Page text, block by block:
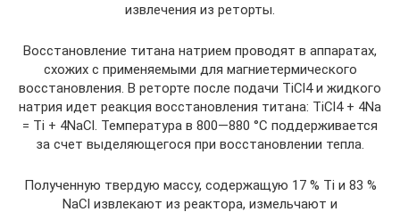
извлечения из реторты.
Восстановление титана натрием проводят в аппаратах,
схожих с применяемыми для магниетермического
восстановления. В реторте после подачи TiCl4 и жидкого
натрия идет реакция восстановления титана: TiCl4 + 4Na
= Ti + 4NaCl. Температура в 800—880 °С поддерживается
за счет выделяющегося при восстановлении тепла.
Полученную твердую массу, содержащую 17 % Ti и 83 %
NaCl извлекают из реактора, измельчают и